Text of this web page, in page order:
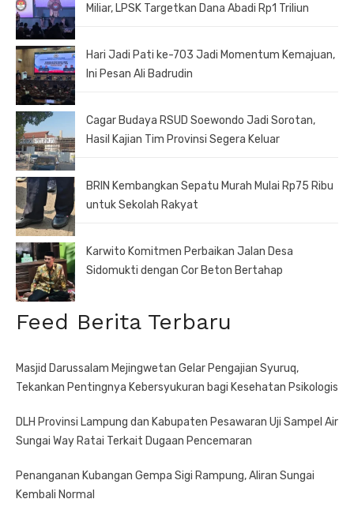
Miliar, LPSK Targetkan Dana Abadi Rp1 Triliun
Hari Jadi Pati ke-703 Jadi Momentum Kemajuan,
Ini Pesan Ali Badrudin
Cagar Budaya RSUD Soewondo Jadi Sorotan,
Hasil Kajian Tim Provinsi Segera Keluar
BRIN Kembangkan Sepatu Murah Mulai Rp75 Ribu
untuk Sekolah Rakyat
Karwito Komitmen Perbaikan Jalan Desa
Sidomukti dengan Cor Beton Bertahap
Feed Berita Terbaru
Masjid Darussalam Mejingwetan Gelar Pengajian Syuruq,
Tekankan Pentingnya Kebersyukuran bagi Kesehatan Psikologis
DLH Provinsi Lampung dan Kabupaten Pesawaran Uji Sampel Air
Sungai Way Ratai Terkait Dugaan Pencemaran
Penanganan Kubangan Gempa Sigi Rampung, Aliran Sungai
Kembali Normal